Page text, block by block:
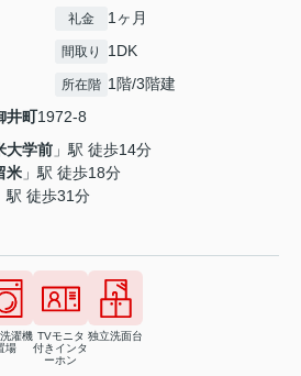
礼金 1ヶ月
間取り 1DK
所在階 1階/3階建
井町1972-8
大学前 」駅 徒歩14分
米 」駅 徒歩18分
駅 徒歩31分
濯機
場
TVモニタ
付きインタ
ーホン
独立洗面台